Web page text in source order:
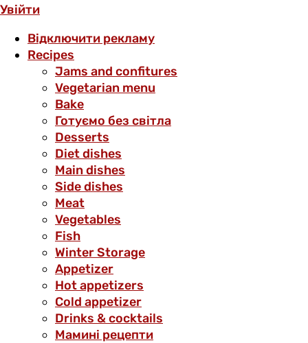
Увійти
Відключити рекламу
Recipes
Jams and confitures
Vegetarian menu
Bake
Готуємо без світла
Desserts
Diet dishes
Main dishes
Side dishes
Meat
Vegetables
Fish
Winter Storage
Аppetizer
Hot appetizers
Cold appetizer
Drinks & cocktails
Мамині рецепти